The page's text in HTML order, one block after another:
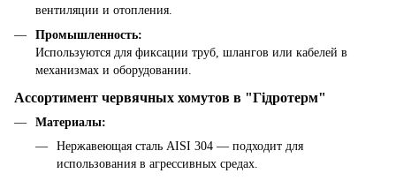
вентиляции и отопления.
Промышленность:
Используются для фиксации труб, шлангов или кабелей в
механизмах и оборудовании.
Ассортимент червячных хомутов в "Гідротерм"
Материалы:
Нержавеющая сталь AISI 304 — подходит для
использования в агрессивных средах.